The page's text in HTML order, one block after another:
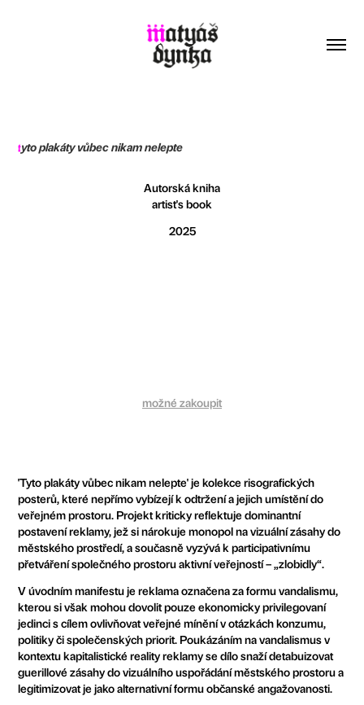
tyto plakáty vůbec nikam nelepte
Autorská kniha
artist's book
2025
možné zakoupit
'Tyto plakáty vůbec nikam nelepte' je kolekce risografických
posterů, které nepřímo vybízejí k odtržení a jejich umístění do
veřejném prostoru. Projekt kriticky reflektuje dominantní
postavení reklamy, jež si nárokuje monopol na vizuální zásahy do
městského prostředí, a současně vyzývá k participativnímu
přetváření společného prostoru aktivní veřejností – „zlobidly“.
V úvodním manifestu je reklama označena za formu vandalismu,
kterou si však mohou dovolit pouze ekonomicky privilegovaní
jedinci s cílem ovlivňovat veřejné mínění v otázkách konzumu,
politiky či společenských priorit. Poukázáním na vandalismus v
kontextu kapitalistické reality reklamy se dílo snaží detabuizovat
guerillové zásahy do vizuálního uspořádání městského prostoru a
legitimizovat je jako alternativní formu občanské angažovanosti.